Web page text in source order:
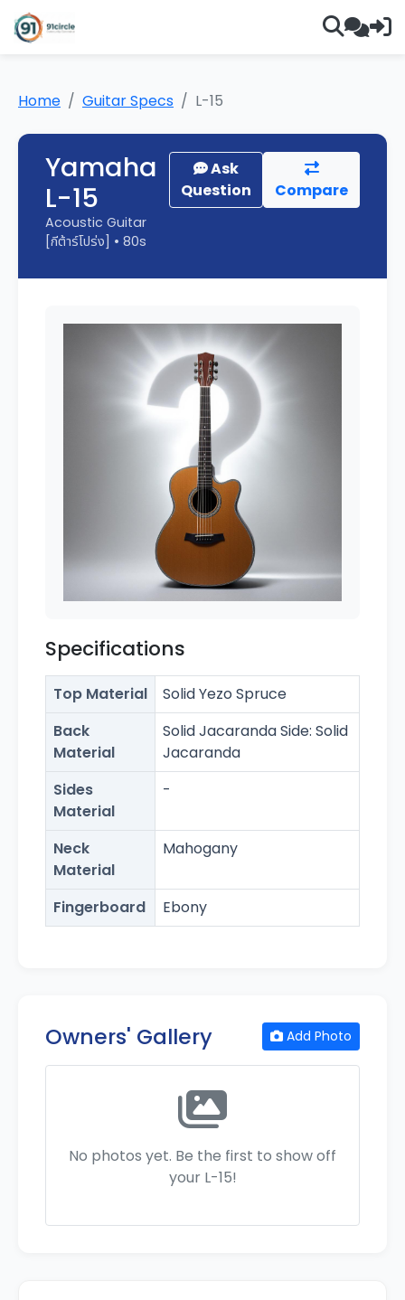
Home Guitar Specs L-15
Yamaha
L-15
Acoustic Guitar
[กีต้าร์โปร่ง] • 80s
Ask
Question
Compare
Specifications
Top Material
Solid Yezo Spruce
Back
Material
Solid Jacaranda Side: Solid
Jacaranda
Sides
Material
-
Neck
Material
Mahogany
Fingerboard Ebony
Owners' Gallery Add Photo
No photos yet. Be the first to show off
your L-15!